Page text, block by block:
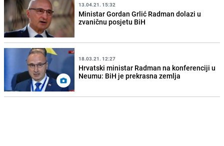
13.04.21. 15:32
Ministar Gordan Grlić Radman dolazi u
zvaničnu posjetu BiH
18.03.21. 12:27
Hrvatski ministar Radman na konferenciji u
Neumu: BiH je prekrasna zemlja